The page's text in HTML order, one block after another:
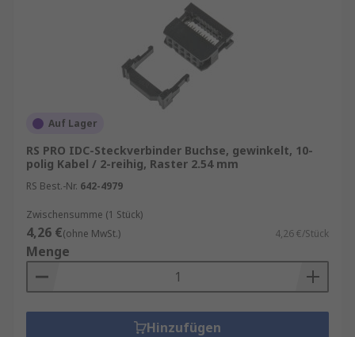
Auf Lager
RS PRO IDC-Steckverbinder Buchse, gewinkelt, 10-
polig Kabel / 2-reihig, Raster 2.54 mm
RS Best.-Nr. 642-4979
Zwischensumme (1 Stück)
4,26 €(ohne MwSt.) 4,26 €/Stück
Menge
Hinzufügen